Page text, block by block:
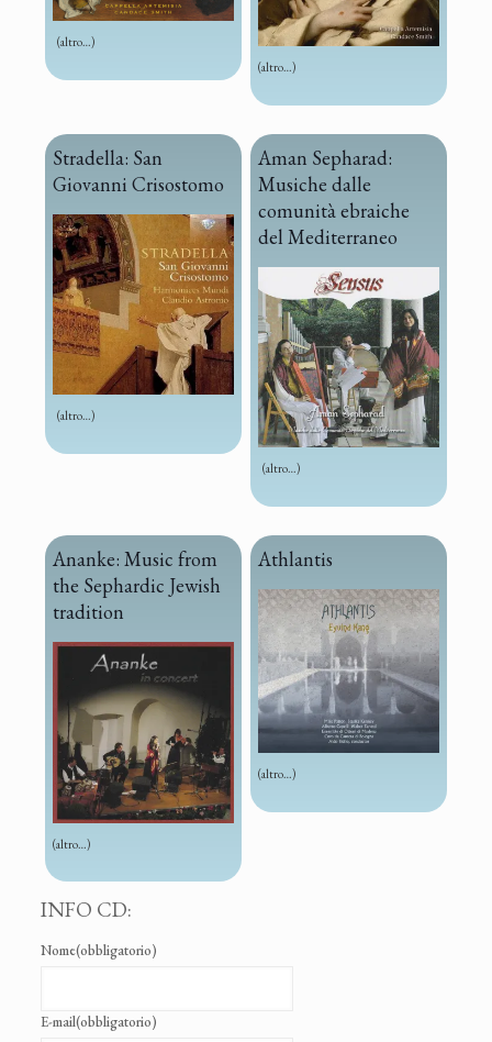
(altro…)
(altro…)
Stradella: San
Giovanni Crisostomo
(altro…)
Aman Sepharad:
Musiche dalle
comunità ebraiche
del Mediterraneo
(altro…)
Ananke: Music from
the Sephardic Jewish
tradition
(altro…)
Athlantis
(altro…)
INFO CD:
Nome(obbligatorio)
E-mail(obbligatorio)